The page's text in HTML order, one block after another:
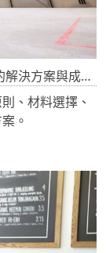
案與成本分析
、材料選擇、
。